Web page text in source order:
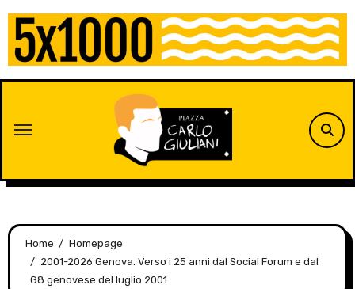
Skip
content
Home
Homepage
2001-2026 Genova. Verso i 25 anni dal Social Forum e dal
G8 genovese del luglio 2001